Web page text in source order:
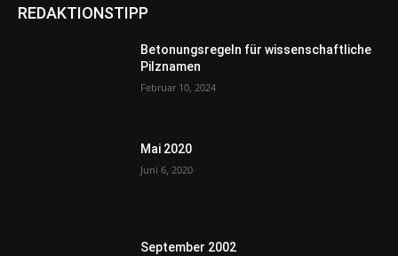
REDAKTIONSTIPP
Betonungsregeln für wissenschaftliche
Pilznamen
Februar 10, 2024
Mai 2020
Juni 6, 2020
September 2002